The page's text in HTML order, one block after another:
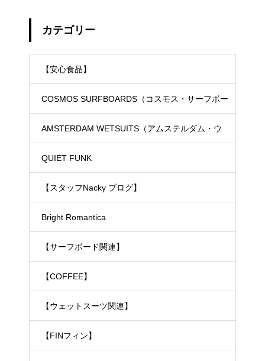
カテゴリー
【安心食品】
COSMOS SURFBOARDS（コスモス・サーフボー
ド）
AMSTERDAM WETSUITS（アムステルダム・ウ
ェットスーツ）
QUIET FUNK
【スタッフNacky ブログ】
Bright Romantica
【サーフボード関連】
【COFFEE】
【ウェットスーツ関連】
【FINフィン】